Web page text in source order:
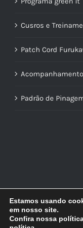
Cusros e
Patch Cord
Acompanhamento
Padrão de
Estamos usando
em nosso site.
Confira nossa